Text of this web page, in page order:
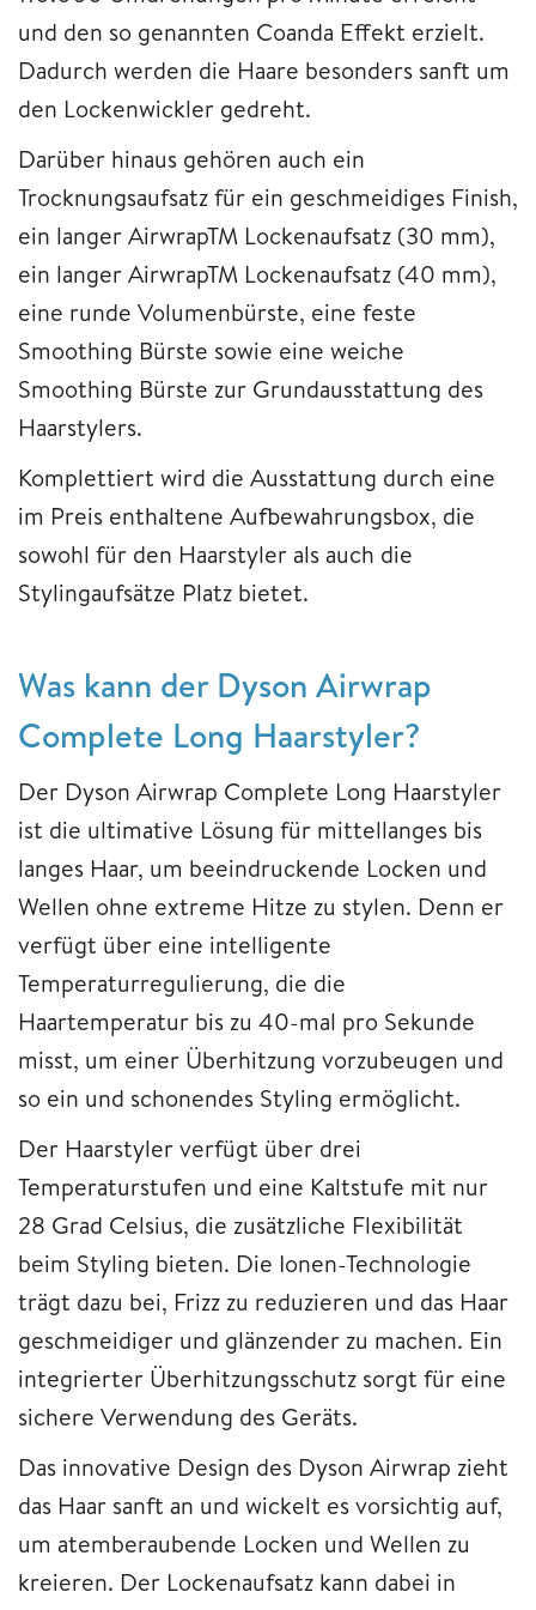
und den so genannten Coanda Effekt erzielt.
Dadurch werden die Haare besonders sanft um
den Lockenwickler gedreht.
Darüber hinaus gehören auch ein
Trocknungsaufsatz für ein geschmeidiges Finish,
ein langer AirwrapTM Lockenaufsatz (30 mm),
ein langer AirwrapTM Lockenaufsatz (40 mm),
eine runde Volumenbürste, eine feste
Smoothing Bürste sowie eine weiche
Smoothing Bürste zur Grundausstattung des
Haarstylers.
Komplettiert wird die Ausstattung durch eine
im Preis enthaltene Aufbewahrungsbox, die
sowohl für den Haarstyler als auch die
Stylingaufsätze Platz bietet.
Was kann der Dyson Airwrap
Complete Long Haarstyler?
Der Dyson Airwrap Complete Long Haarstyler
ist die ultimative Lösung für mittellanges bis
langes Haar, um beeindruckende Locken und
Wellen ohne extreme Hitze zu stylen. Denn er
verfügt über eine intelligente
Temperaturregulierung, die die
Haartemperatur bis zu 40-mal pro Sekunde
misst, um einer Überhitzung vorzubeugen und
so ein und schonendes Styling ermöglicht.
Der Haarstyler verfügt über drei
Temperaturstufen und eine Kaltstufe mit nur
28 Grad Celsius, die zusätzliche Flexibilität
beim Styling bieten. Die Ionen-Technologie
trägt dazu bei, Frizz zu reduzieren und das Haar
geschmeidiger und glänzender zu machen. Ein
integrierter Überhitzungsschutz sorgt für eine
sichere Verwendung des Geräts.
Das innovative Design des Dyson Airwrap zieht
das Haar sanft an und wickelt es vorsichtig auf,
um atemberaubende Locken und Wellen zu
kreieren. Der Lockenaufsatz kann dabei in